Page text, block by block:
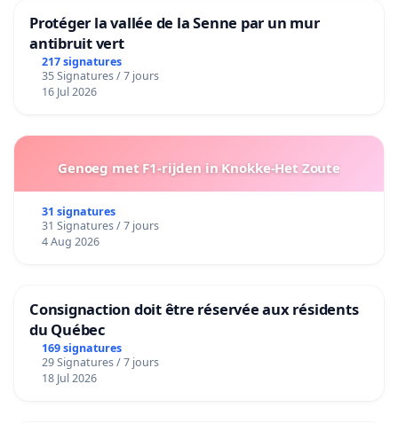
Protéger la vallée de la Senne par un mur
antibruit vert
217 signatures
35 Signatures / 7 jours
16 Jul 2026
Genoeg met F1-rijden in Knokke-Het Zoute
31 signatures
31 Signatures / 7 jours
4 Aug 2026
Consignaction doit être réservée aux résidents
du Québec
169 signatures
29 Signatures / 7 jours
18 Jul 2026